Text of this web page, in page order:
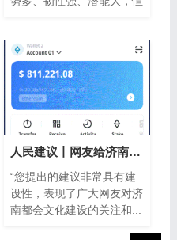
人民建议丨网友给济南文旅“支以太坊钱
“您提出的建议非常具有建
设性，表现了广大网友对济
南都会文化建设的关注和...